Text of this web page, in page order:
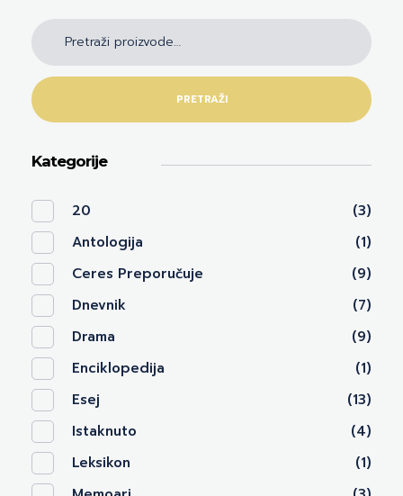
PRETRAŽI
Kategorije
20
(3)
Antologija
(1)
Ceres Preporučuje
(9)
Dnevnik
(7)
Drama
(9)
Enciklopedija
(1)
Esej
(13)
Istaknuto
(4)
Leksikon
(1)